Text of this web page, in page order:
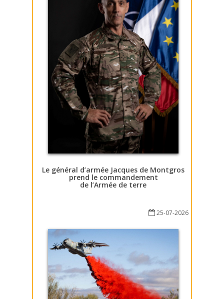
Le général d’armée Jacques de Montgros
prend le commandement
de l’Armée de terre
25-07-2026